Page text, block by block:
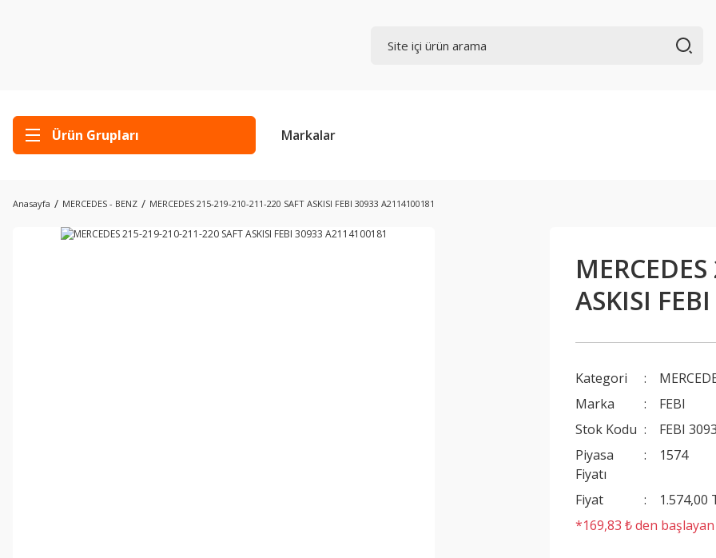
Ürün Grupları Markalar
Anasayfa MERCEDES - BENZ MERCEDES 215-219-210-211-220 SAFT ASKISI FEBI 30933 A2114100181
ASKISI
Kategori
Marka
FEBI
Stok Kodu
FEBI
Piyasa
Fiyatı
1574
Fiyat
1.574,00
*169,83 ₺ den